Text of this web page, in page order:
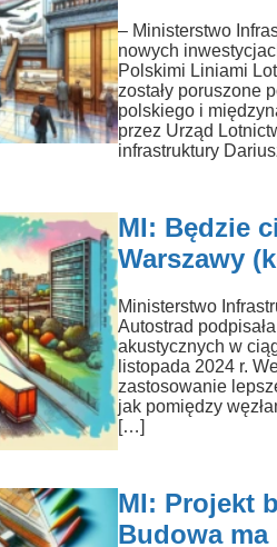
– Ministerstwo
nowych
Polskimi Liniami
zostały poruszone
polskiego i
przez Urząd
infrastruktury
MI: Będzie
Warszawy
Ministerstwo
Autostrad
akustycznych w
listopada 2024 r.
zastosowanie
jak pomiędzy
[…]
MI: Projekt
Budowa ma